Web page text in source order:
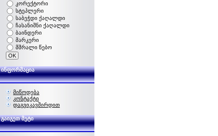
კორექტორი
სტეპლერი
საბეჭდი ქაღალდი
ჩასანიშნი ქაღალდი
ბაინდერი
მარკერი
მშრალი წებო
ინფორმაცია
მიწოდება
კონტაქტი
დაგვიკავშირდით
გაიგეთ მეტი